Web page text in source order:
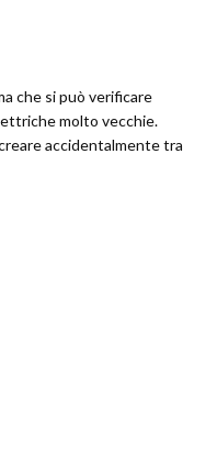
che si può verificare
molto vecchie.
accidentalmente tra